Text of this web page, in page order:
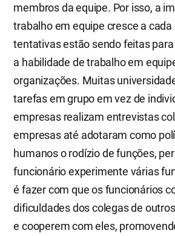
membros da equipe. Por isso, a
trabalho em equipe cresce a cada
tentativas estão sendo feitas
a habilidade de trabalho em
organizações. Muitas
tarefas em grupo em vez de
empresas realizam entrevistas
empresas até adotaram como
humanos o rodízio de funções,
funcionário experimente várias
é fazer com que os funcionários
dificuldades dos colegas de
e cooperem com eles,